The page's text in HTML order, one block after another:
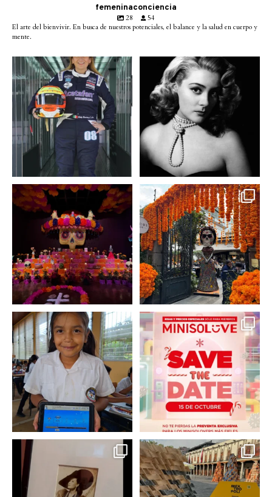
femeninaconciencia
28
54
El arte del bienvivir. En busca de nuestros potenciales, el balance y la salud en cuerpo y
mente.
Conoce a @betty_racing08
la piloto mexicana que ...
3 0
Descanse en paz la gran
diva del cine mexicano
2 0
A partir de hoy miercoles
23 de octubre y hasta el...
2 0
No te pierdas la exhibición
de @menchaca.studio...
2 0
En un contexto donde
muchas niñas y
adolescentes...
0 0
La temporada navideña
llegó a @minisomexico...
2 0
Hoy sábado 28 de
septiembre se inauguró
en...
Este fin de semana no te
pierdas @mextropoli, el...
2 0